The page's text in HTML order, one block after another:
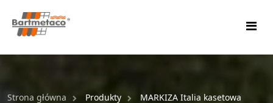
O NAS
Strona główna Produkty MARKIZA Italia kasetowa